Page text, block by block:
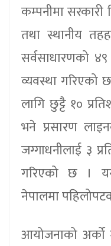
कम्पनीमा सरकारी
तथा स्थानीय
सर्वसाधारणको
व्यवस्था गरिएको
लागि छुट्टै १०
भने प्रसारण
जग्गाधनीलाई ३
गरिएको छ ।
नेपालमा
आयोजनाको अर्को